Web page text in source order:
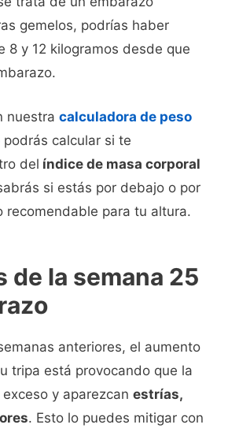
gemelos, podrías haber
8 y 12 kilogramos desde que
nuestra calculadora de peso
podrás calcular si te
del índice de masa corporal
si estás por debajo o por
recomendable para tu altura.
de la semana 25
anteriores, el aumento
tripa está provocando que la
y aparezcan estrías,
. Esto lo puedes mitigar con